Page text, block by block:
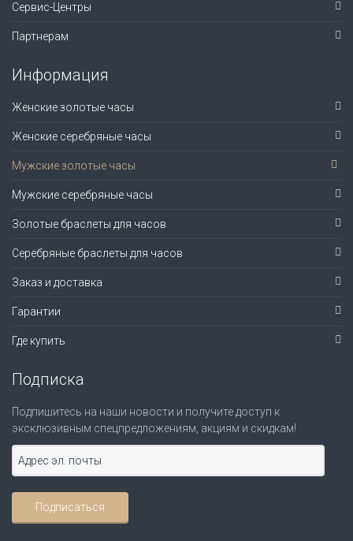
Сервис-Центры
Партнерам
Информация
Женские золотые часы
Женские серебряные часы
Мужские золотые часы
Мужские серебряные часы
Золотые браслеты для часов
Серебряные браслеты для часов
Заказ и доставка
Гарантии
Где купить
Подписка
Подпишитесь на наши новости и получите доступ к
эксклюзивным спецпредложениям, акциям и скидкам!